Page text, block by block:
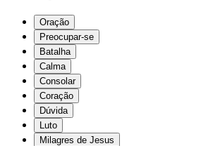
Oração
Preocupar-se
Batalha
Calma
Consolar
Coração
Dúvida
Luto
Milagres de Jesus